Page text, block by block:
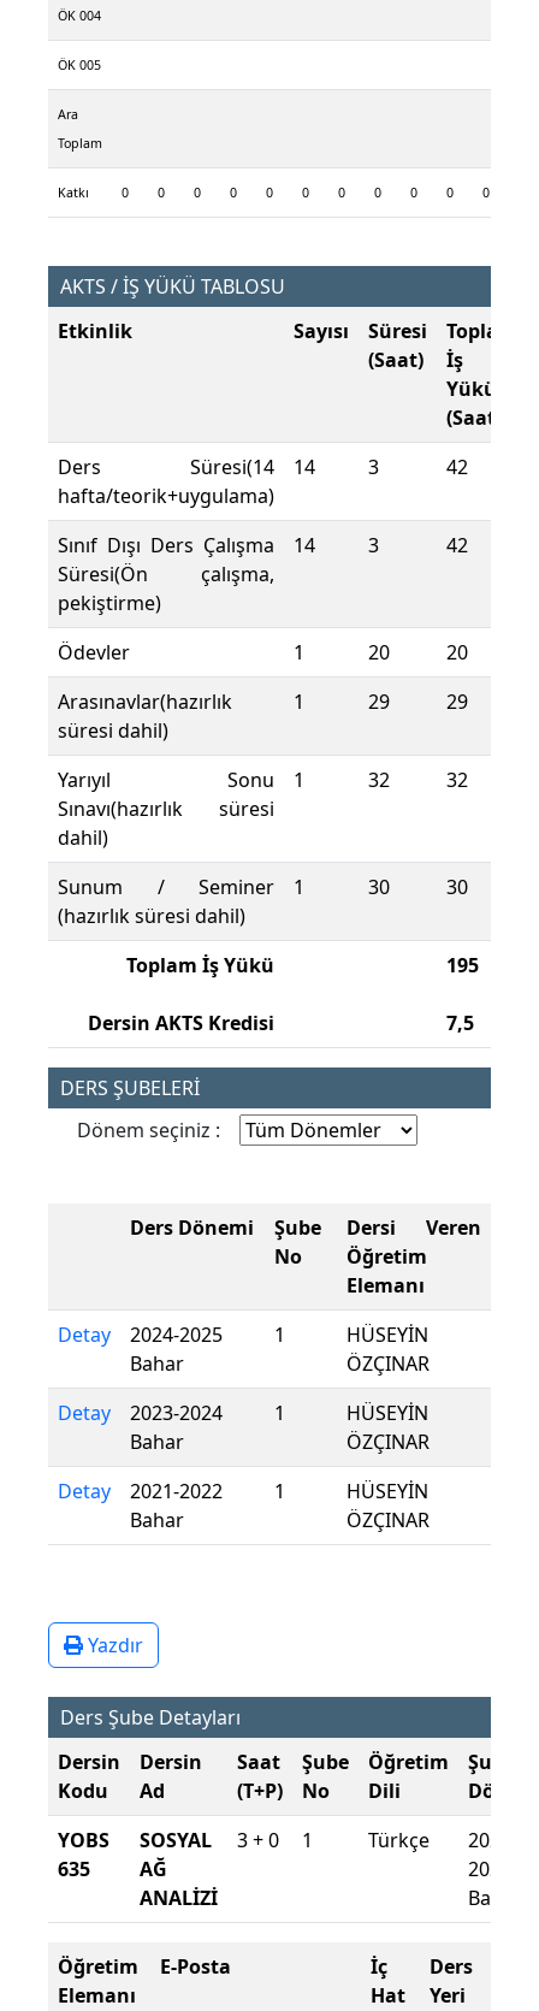
ÖK 004
ÖK 005
Ara
Toplam
Katkı 0 0 0 0 0 0 0 0 0 0 0
AKTS / İŞ YÜKÜ TABLOSU
Etkinlik
Sayısı
Süresi
(Saat)
Toplam
İş
Yükü
(Saat)
Ders Süresi(14
hafta/teorik+uygulama)
14 3 42
Sınıf Dışı Ders Çalışma
Süresi(Ön çalışma,
pekiştirme)
14 3 42
Ödevler 1 20
20
Arasınavlar(hazırlık
süresi dahil)
1 29 29
Yarıyıl Sonu
Sınavı(hazırlık süresi
dahil)
1 32 32
Sunum / Seminer
(hazırlık süresi dahil)
1 30 30
Toplam İş Yükü
Dersin AKTS Kredisi
195
7,5
DERS ŞUBELERİ
Dönem seçiniz :
Ders Dönemi
Şube
No
Dersi Veren
Öğretim
Elemanı
Detay
2024-2025
Bahar
1
HÜSEYİN
ÖZÇINAR
Detay
2023-2024
Bahar
1
HÜSEYİN
ÖZÇINAR
Detay
2021-2022
Bahar
1
HÜSEYİN
ÖZÇINAR
Yazdır
Ders Şube Detayları
Dersin
Kodu
Dersin
Ad
Saat
(T+P)
Şube
No
Öğretim
Dili
Şube
YOBS
635
SOSYAL
AĞ
ANALİZİ
3 + 0 1 Türkçe
2024-
2025
Bahar
Öğretim
Elemanı
E-Posta
İç
Hat
Ders
Yeri